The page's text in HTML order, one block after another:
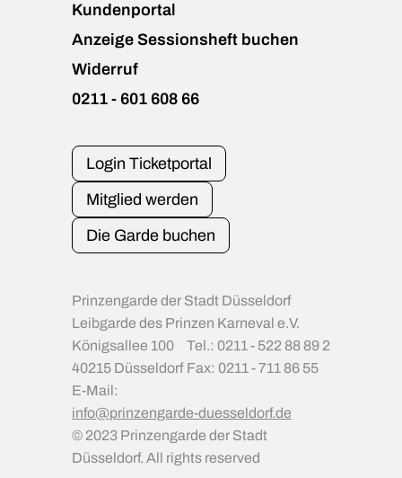
Kundenportal
Anzeige Sessionsheft buchen
Widerruf
0211 - 601 608 66
Login Ticketportal
Mitglied werden
Die Garde buchen
Prinzengarde der Stadt Düsseldorf
Leibgarde des Prinzen Karneval e.V.
Königsallee 100
40215 Düsseldorf
Tel.: 0211 - 522 88 89 2
Fax: 0211 - 711 86 55
E-Mail:
info@prinzengarde-duesseldorf.de
© 2023 Prinzengarde der Stadt
Düsseldorf. All rights reserved